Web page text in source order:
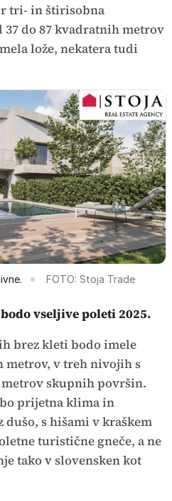
tri- in štirisobna
do 87 kvadratnih metrov
lože, nekatera tudi
FOTO: Stoja Trade
bodo vseljive poleti 2025.
brez kleti bodo imele
v treh nivojih s
skupnih površin.
prijetna klima in
s hišami v kraškem
turistične gneče, a ne
tako v slovensken kot